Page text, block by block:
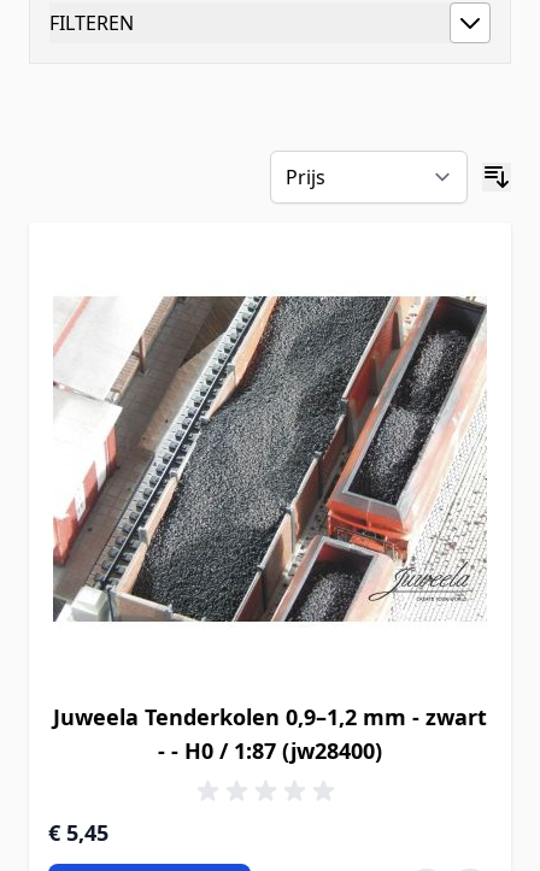
FILTEREN
Juweela Tenderkolen 0,9–1,2 mm - zwart
- - H0 / 1:87 (jw28400)
€ 5,45